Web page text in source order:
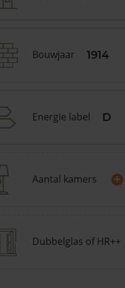
Bouwjaar 1914
Energie label D
Aantal kamers +
Dubbelglas of HR++